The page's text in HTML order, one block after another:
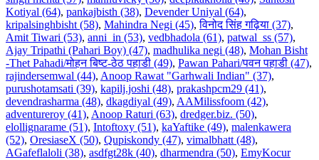
Kotiyal (64), pankajbisth (38), Devender Uniyal (64),
kripalsinghbisht (58), Mahindra Negi (45),विनोद सिंह गढ़िया (37),
Amit Tiwari (53), anni_in (53), vedbhadola (61), patwal_ss (57),
Ajay Tripathi (Pahari Boy) (47), madhulika negi (48), Mohan Bisht
-Thet Pahadi/मोहन बिष्ट-ठेठ पहाडी (49), Pawan Pahari/पवन पहाडी (47),
rajindersemwal (44), Anoop Rawat "Garhwali Indian" (37),
purushotamsati (39), kapilj.joshi (48), prakashpcm29 (41),
devendrasharma (48), dkagdiyal (49), AAMilissfoom (42),
adventureroy (41), Anoop Raturi (63), dredger.biz. (50),
elollignarame (51), Intoftoxy (51), kaYaftike (49), malenkawera
(52), OresiaseX (50), Qupiskondy (47), vimalbhatt (48),
AGafeflaloli (38), asdfgt28k (40), dharmendra (50), EmyKocur